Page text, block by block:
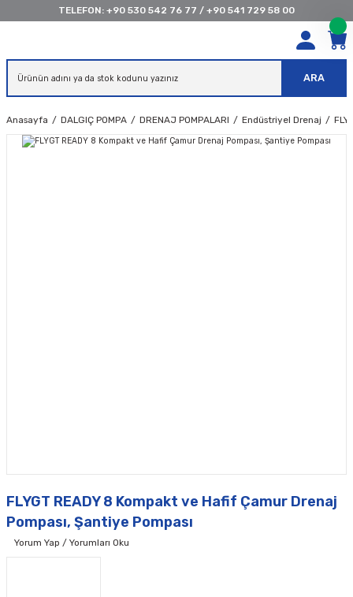
TELEFON: +90 530 542 76 77 / +90 541 729 58 00
ARA
Anasayfa DALGIÇ POMPA DRENAJ POMPALARI Endüstriyel Drenaj
FLYGT READY 8 Kompakt ve Hafif Çamur Drenaj
Pompası, Şantiye Pompası
Yorum Yap / Yorumları Oku